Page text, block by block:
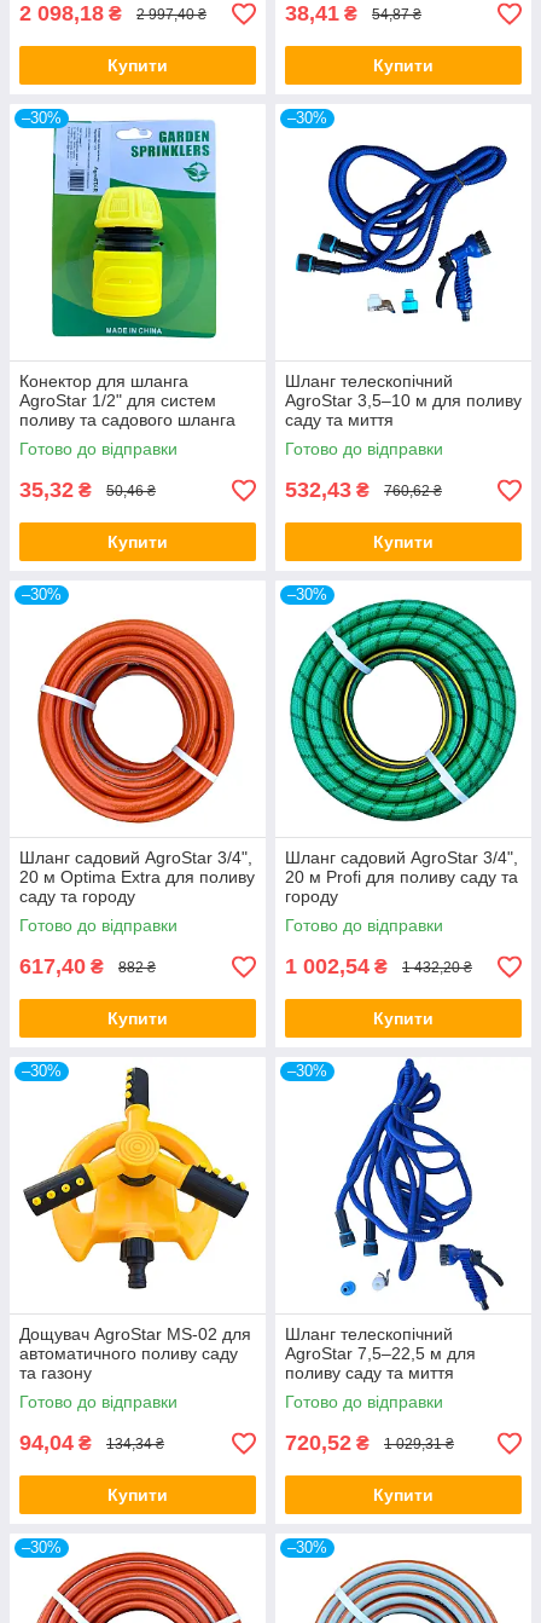
2 098,18 ₴ 2 997,40 ₴
Купити
38,41 ₴ 54,87 ₴
Купити
–30%
Конектор для шланга
AgroStar 1/2" для систем
поливу та садового шланга
Готово до відправки
35,32 ₴ 50,46 ₴
Купити
–30%
Шланг телескопічний
AgroStar 3,5–10 м для поливу
саду та миття
Готово до відправки
532,43 ₴ 760,62 ₴
Купити
–30%
Шланг садовий AgroStar 3/4",
20 м Optima Extra для поливу
саду та городу
Готово до відправки
617,40 ₴ 882 ₴
Купити
–30%
Шланг садовий AgroStar 3/4",
20 м Profi для поливу саду та
городу
Готово до відправки
1 002,54 ₴ 1 432,20 ₴
Купити
–30%
Дощувач AgroStar MS-02 для
автоматичного поливу саду
та газону
Готово до відправки
94,04 ₴ 134,34 ₴
Купити
–30%
Шланг телескопічний
AgroStar 7,5–22,5 м для
поливу саду та миття
автомобіля
Готово до відправки
720,52 ₴ 1 029,31 ₴
Купити
–30% –30%